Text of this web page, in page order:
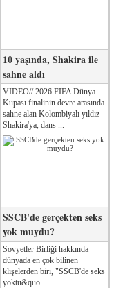
10 yaşında, Shakira ile
sahne aldı
VIDEO// 2026 FIFA Dünya
Kupası finalinin devre arasında
sahne alan Kolombiyalı yıldız
Shakira'ya, dans ...
SSCB'de gerçekten seks
yok muydu?
Sovyetler Birliği hakkında
dünyada en çok bilinen
klişelerden biri, "SSCB'de seks
yoktu&quo...